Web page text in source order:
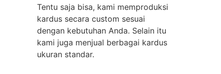
Tentu saja bisa, kami memproduksi
kardus secara custom sesuai
dengan kebutuhan Anda. Selain itu
kami juga menjual berbagai kardus
ukuran standar.